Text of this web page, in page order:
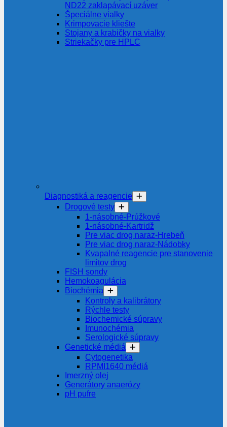
ND22 zaklapávací uzáver
Špeciálne vialky
Krimpovacie kliešte
Stojany a krabičky na vialky
Striekačky pre HPLC
Diagnostiká a reagencie
Drogové testy
1-násobné-Prúžkové
1-násobné-Kartridž
Pre viac drog naraz-Hrebeň
Pre viac drog naraz-Nádobky
Kvapalné reagencie pre stanovenie
limitov drog
FISH sondy
Hemokoagulácia
Biochémia
Kontroly a kalibrátory
Rýchle testy
Biochemické súpravy
Imunochémia
Serologické súpravy
Genetické médiá
Cytogenetika
RPMI1640 médiá
Imerzný olej
Generátory anaerózy
pH pufre